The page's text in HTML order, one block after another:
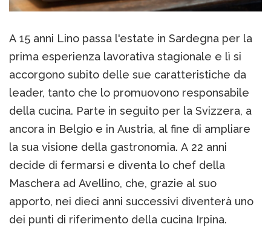
A 15 anni Lino passa l'estate in Sardegna per la
prima esperienza lavorativa stagionale e lì si
accorgono subito delle sue caratteristiche da
leader, tanto che lo promuovono responsabile
della cucina. Parte in seguito per la Svizzera, a
ancora in Belgio e in Austria, al fine di ampliare
la sua visione della gastronomia. A 22 anni
decide di fermarsi e diventa lo chef della
Maschera ad Avellino, che, grazie al suo
apporto, nei dieci anni successivi diventerà uno
dei punti di riferimento della cucina Irpina.